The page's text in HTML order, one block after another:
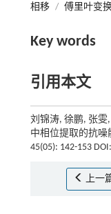
相移 / 傅里叶变
Key words
引用本文
刘锦涛, 徐鹏, 张雯
中相位提取的抗噪
45(05): 142-153
上一